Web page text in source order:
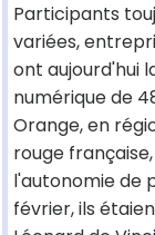
Participants
variées,
ont aujourd'hui
numérique de
Orange, en
rouge
l'autonomie de
février, ils